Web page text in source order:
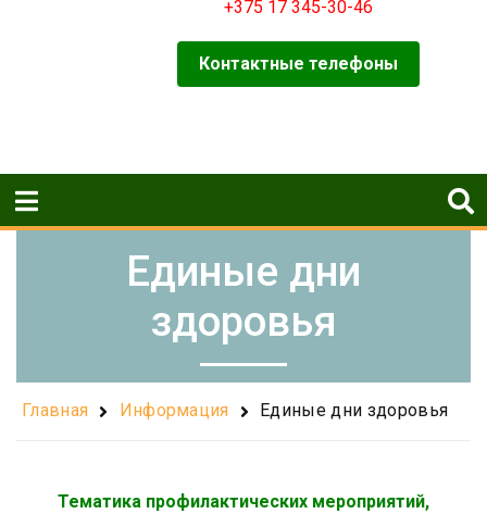
+375 17 345-30-46
Контактные телефоны
Единые дни
здоровья
Главная Информация Единые дни здоровья
Тематика профилактических мероприятий,